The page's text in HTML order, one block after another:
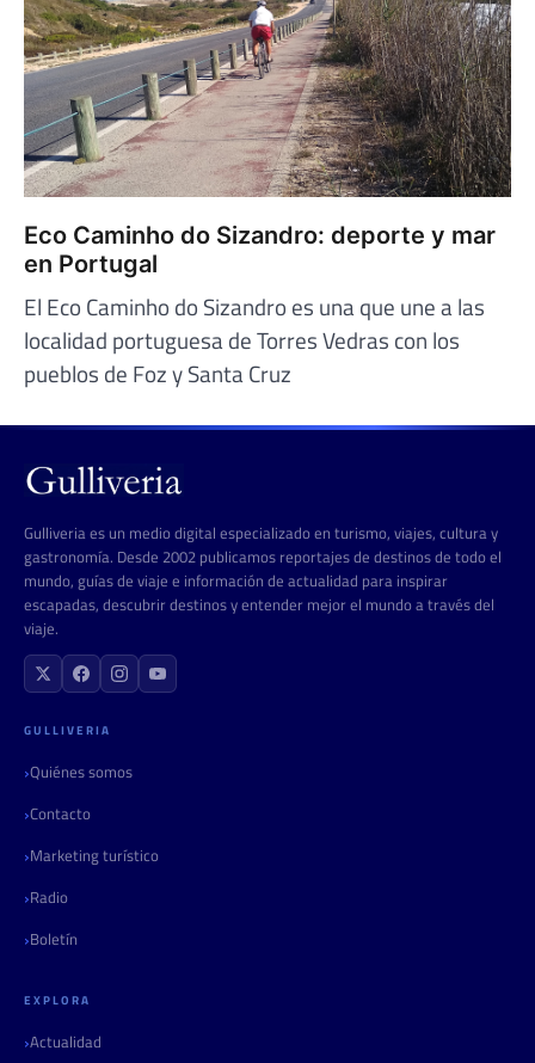
Eco Caminho do Sizandro: deporte y mar
en Portugal
El Eco Caminho do Sizandro es una que une a las
localidad portuguesa de Torres Vedras con los
pueblos de Foz y Santa Cruz
Gulliveria es un medio digital especializado en turismo, viajes, cultura y
gastronomía. Desde 2002 publicamos reportajes de destinos de todo el
mundo, guías de viaje e información de actualidad para inspirar
escapadas, descubrir destinos y entender mejor el mundo a través del
viaje.
GULLIVERIA
Quiénes somos
Contacto
Marketing turístico
Radio
Boletín
EXPLORA
Actualidad